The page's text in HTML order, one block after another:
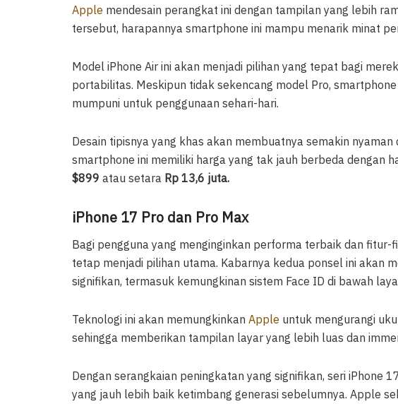
Apple mendesain perangkat ini dengan tampilan yang lebih
tersebut, harapannya smartphone ini mampu menarik minat
Model iPhone Air ini akan menjadi pilihan yang tepat bagi
portabilitas. Meskipun tidak sekencang model Pro,
mumpuni untuk penggunaan sehari-hari.
Desain tipisnya yang khas akan membuatnya semakin nyaman
smartphone ini memiliki harga yang tak jauh berbeda dengan
$899 atau setara Rp 13,6 juta.
iPhone 17 Pro dan Pro Max
Bagi pengguna yang menginginkan performa terbaik dan fitur-
tetap menjadi pilihan utama. Kabarnya kedua ponsel ini akan
signifikan, termasuk kemungkinan sistem Face ID di bawah
Teknologi ini akan memungkinkan Apple untuk mengurangi
sehingga memberikan tampilan layar yang lebih luas dan
Dengan serangkaian peningkatan yang signifikan, seri iPhone
yang jauh lebih baik ketimbang generasi sebelumnya. Apple